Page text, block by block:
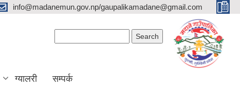
info@madanemun.gov.np/gaupalikamadane@gmail.com
ग्यालरी सम्पर्क